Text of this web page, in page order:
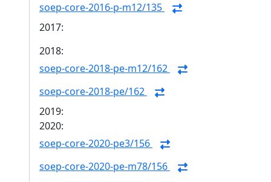
soep-core-2016-p-m12/135
2017:
2018:
soep-core-2018-pe-m12/162
soep-core-2018-pe/162
2019:
2020:
soep-core-2020-pe3/156
soep-core-2020-pe-m78/156